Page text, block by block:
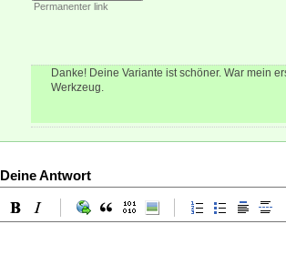
Permanenter link
Danke! Deine Variante ist schöner. War mein
Werkzeug.
Deine Antwort